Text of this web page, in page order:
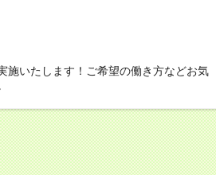
施いたします！ご希望の働き方などお気